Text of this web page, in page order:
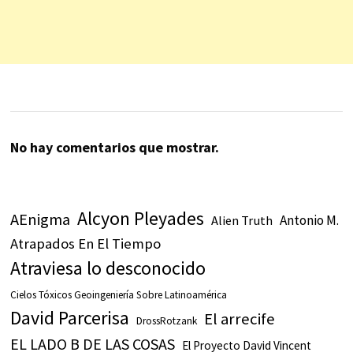
No hay comentarios que mostrar.
AEnigma Alcyon Pleyades Alien Truth Antonio M.
Atrapados En El Tiempo
Atraviesa lo desconocido
Cielos Tóxicos Geoingeniería Sobre Latinoamérica
David Parcerisa DrossRotzank El arrecife
EL LADO B DE LAS COSAS El Proyecto David Vincent